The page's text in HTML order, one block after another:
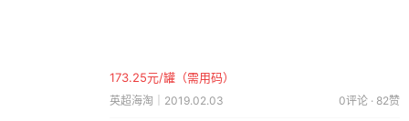
173.25元/罐（需用码）
英超海淘｜2019.02.03 0评论 · 82赞